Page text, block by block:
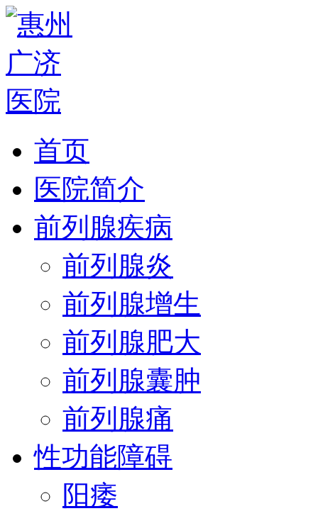
首页
医院简介
前列腺疾病
前列腺炎
前列腺增生
前列腺肥大
前列腺囊肿
前列腺痛
性功能障碍
阳痿